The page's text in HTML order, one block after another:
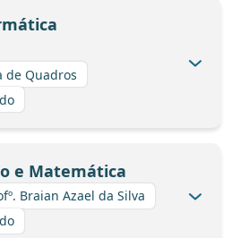
de Quadros
e Matemática
Braian Azael da Silva